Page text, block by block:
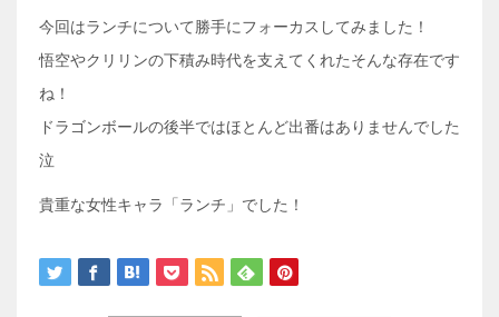
今回はランチについて勝手にフォーカスしてみました！
悟空やクリリンの下積み時代を支えてくれたそんな存在です
ね！
ドラゴンボールの後半ではほとんど出番はありませんでした
泣
貴重な女性キャラ「ランチ」でした！